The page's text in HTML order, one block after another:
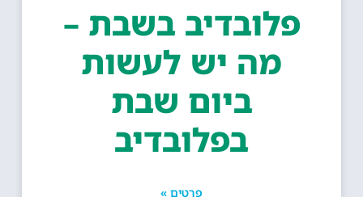
פלובדיב בשבת –
מה יש לעשות
ביום שבת
בפלובדיב